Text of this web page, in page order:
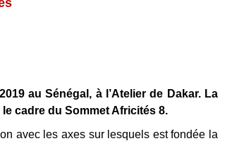
au Sénégal, à l’Atelier de Dakar. La
cadre du Sommet Africités 8.
avec les axes sur lesquels est fondée la